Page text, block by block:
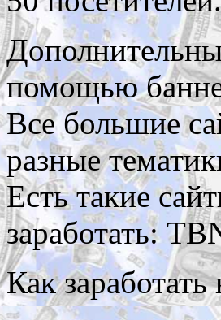
помощью
Все большие
разные
Есть такие
заработать:
Как